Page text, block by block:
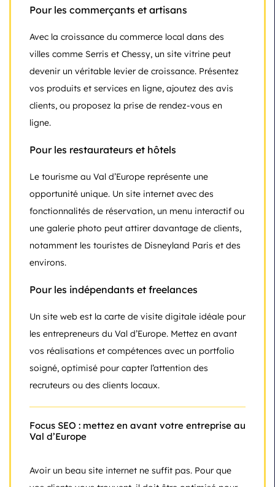
Pour les commerçants et artisans
Avec la croissance du commerce local dans des
villes comme Serris et Chessy, un site vitrine peut
devenir un véritable levier de croissance. Présentez
vos produits et services en ligne, ajoutez des avis
clients, ou proposez la prise de rendez-vous en
ligne.
Pour les restaurateurs et hôtels
Le tourisme au Val d’Europe représente une
opportunité unique. Un site internet avec des
fonctionnalités de réservation, un menu interactif ou
une galerie photo peut attirer davantage de clients,
notamment les touristes de Disneyland Paris et des
environs.
Pour les indépendants et freelances
Un site web est la carte de visite digitale idéale pour
les entrepreneurs du Val d’Europe. Mettez en avant
vos réalisations et compétences avec un portfolio
soigné, optimisé pour capter l’attention des
recruteurs ou des clients locaux.
Focus SEO : mettez en avant votre entreprise au
Val d’Europe
Avoir un beau site internet ne suffit pas. Pour que